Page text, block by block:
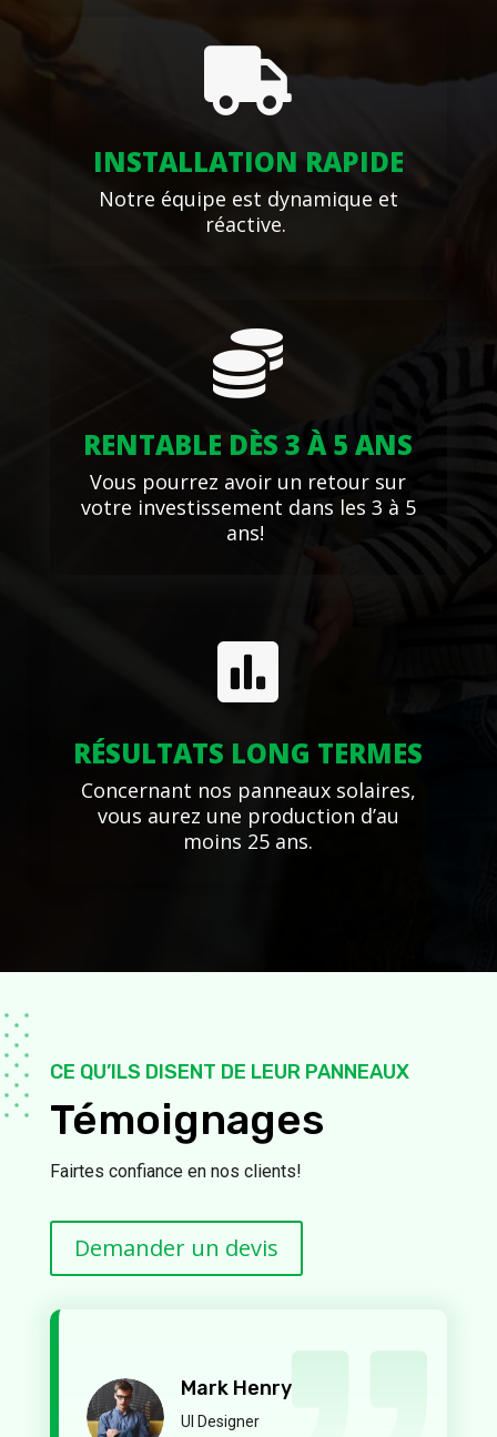

INSTALLATION RAPIDE
Notre équipe est dynamique et
réactive.

RENTABLE DÈS 3 À 5 ANS
Vous pourrez avoir un retour sur
votre investissement dans les 3 à 5
ans!

RÉSULTATS LONG TERMES
Concernant nos panneaux solaires,
vous aurez une production d’au
moins 25 ans.
CE QU’ILS DISENT DE LEUR PANNEAUX
Témoignages
Fairtes confiance en nos clients!
Demander un devis
Mark Henry
UI Designer